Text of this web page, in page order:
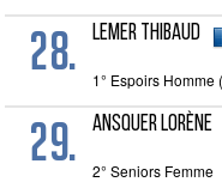
28. LEMER Thibaud
1° Espoirs Homme
29. ANSQUER Lorène
2° Seniors Femme